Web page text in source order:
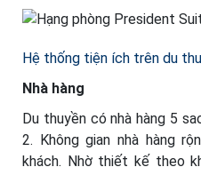
Hệ thống tiện ích trên du
Nhà hàng
Du thuyền có nhà hàng 5
2. Không gian nhà hàng
khách. Nhờ thiết kế theo